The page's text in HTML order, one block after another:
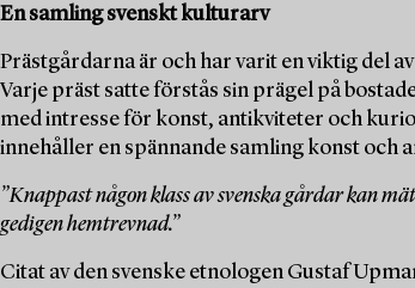
En samling svenskt kulturarv
Prästgårdarna är och har varit en viktig del
Varje präst satte förstås sin prägel på
med intresse för konst, antikviteter och
innehåller en spännande samling konst
”Knappast någon klass av svenska gårdar kan
gedigen hemtrevnad.”
Citat av den svenske etnologen Gustaf